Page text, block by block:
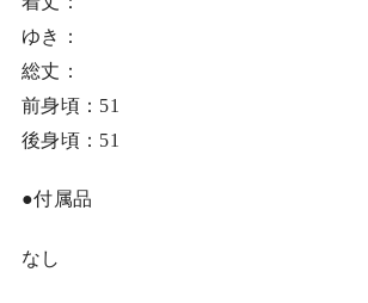
ゆき：
総丈：
前身頃：51
後身頃：51
●付属品
なし